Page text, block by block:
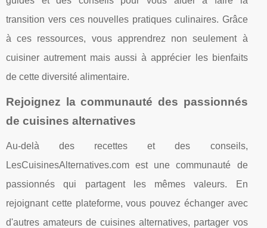
transition vers ces nouvelles pratiques culinaires. Grâce
à ces ressources, vous apprendrez non seulement à
cuisiner autrement mais aussi à apprécier les bienfaits
de cette diversité alimentaire.
Rejoignez la communauté des passionnés
de cuisines alternatives
Au-delà des recettes et des conseils,
LesCuisinesAlternatives.com est une communauté de
passionnés qui partagent les mêmes valeurs. En
rejoignant cette plateforme, vous pouvez échanger avec
d'autres amateurs de cuisines alternatives, partager vos